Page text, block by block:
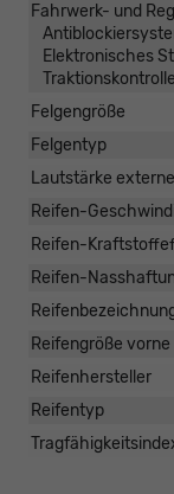
Fahrwerk- und
Elektronisches
Felgengröße
Felgentyp
Lautstärke
Reifen-
Reifen-
Reifen-
Reifengröße vorne
Reifenhersteller
Reifentyp